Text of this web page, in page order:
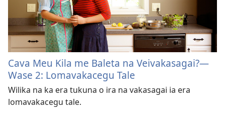
Cava Meu Kila me Baleta na Veivakasagai?​—
Wase 2: Lomavakacegu Tale
Wilika na ka era tukuna o ira na vakasagai ia era
lomavakacegu tale.